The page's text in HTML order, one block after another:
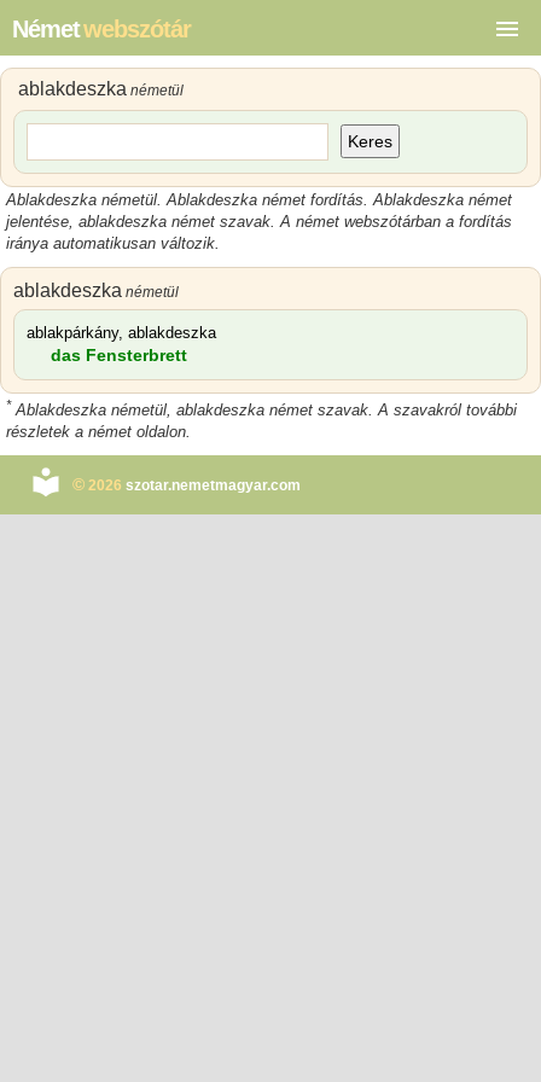
Németwebszótár
ablakdeszka németül
Keres
Ablakdeszka németül. Ablakdeszka német fordítás. Ablakdeszka német
jelentése, ablakdeszka német szavak. A német webszótárban a fordítás
iránya automatikusan változik.
ablakdeszka németül
ablakpárkány, ablakdeszka
das Fensterbrett
* Ablakdeszka németül, ablakdeszka német szavak. A szavakról további
részletek a német oldalon.
© 2026 szotar.nemetmagyar.com